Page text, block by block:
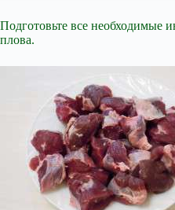
Подготовьте все необходимые
плова.